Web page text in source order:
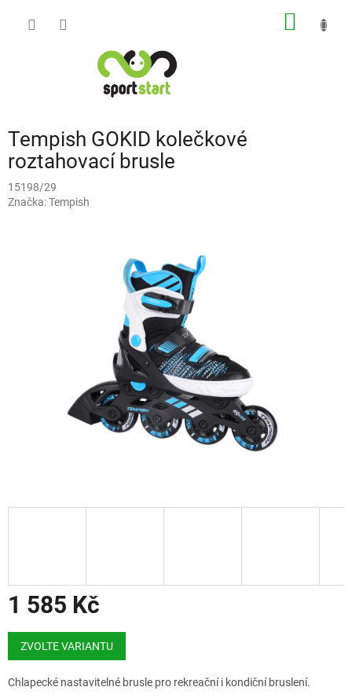
Tempish GOKID kolečkové
roztahovací brusle
15198/29
Značka:Tempish
1 585 Kč
Měrná
cena:
ZVOLTE VARIANTU
Chlapecké nastavitelné brusle pro rekreační i kondiční bruslení.